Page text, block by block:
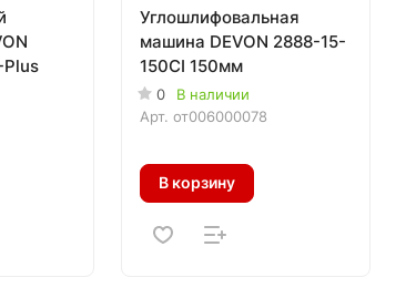
Углошлифовальная
машина DEVON 2888-15-
150CI 150мм
0
В наличии
Арт.от006000078
В корзину